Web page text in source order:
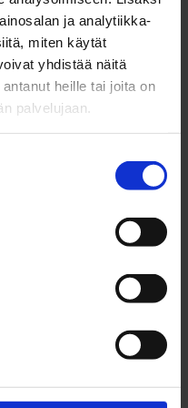
ja analytiikka-
miten käytät
yhdistää näitä
heille tai joita on
palvelujaan.